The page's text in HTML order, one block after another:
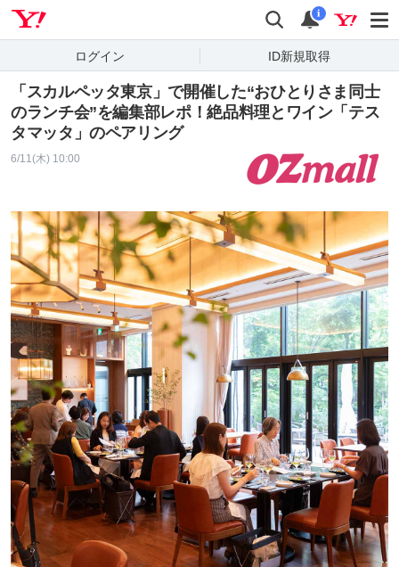
検索 通知
i
ログイン ID新規取得
「スカルペッタ東京」で開催した“おひとりさま同士
のランチ会”を編集部レポ！絶品料理とワイン「テス
タマッタ」のペアリング
6/11(木) 10:00